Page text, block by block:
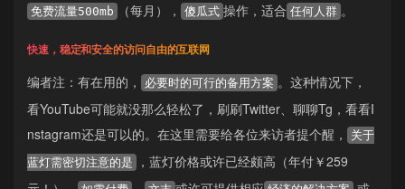
免费流量500mb （每月）， 傻瓜式 操作，适合 任何人群 。
快速，稳定和安全的访问自由的互联网
编者注：有在用的， 必要时的可行的备用方案 。这种情况下，
看YouTube可能就没那么轻松了，刷刷Twitter、聊聊Tg，看看I
nstagram还是可以的。在这里需要给各位来访者提个醒，
关于
蓝灯需密切注意的是
，蓝灯价格或许已经颇高（年付￥259